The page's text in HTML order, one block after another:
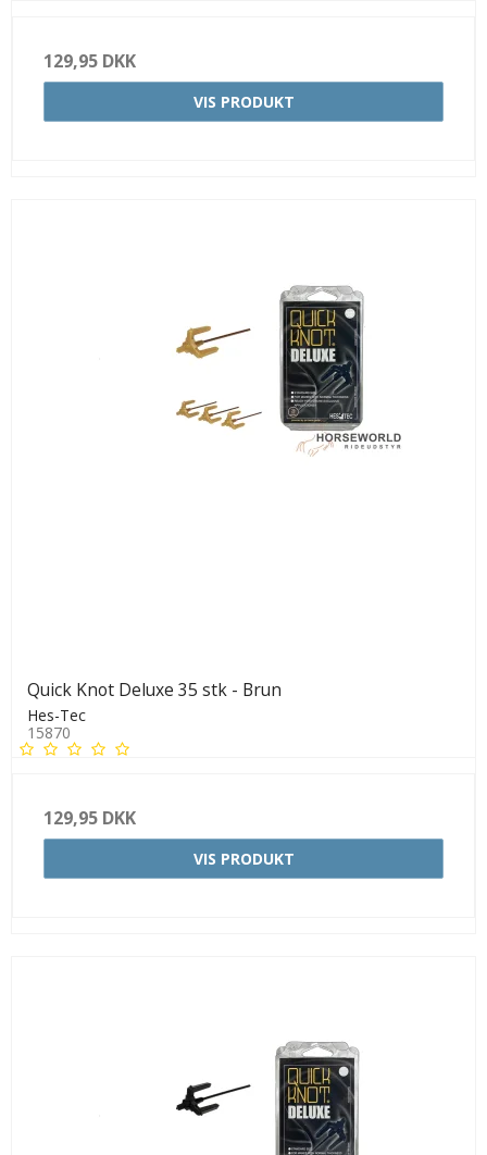
129,95 DKK
VIS PRODUKT
Quick Knot Deluxe 35 stk - Brun
Hes-Tec
15870
129,95 DKK
VIS PRODUKT